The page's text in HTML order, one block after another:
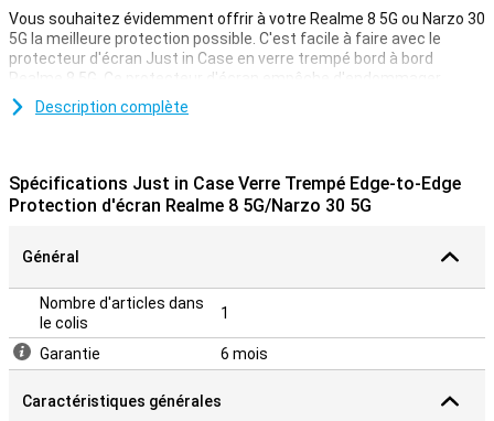
Vous souhaitez évidemment offrir à votre Realme 8 5G ou Narzo 30
5G la meilleure protection possible. C'est facile à faire avec le
protecteur d'écran Just in Case en verre trempé bord à bord
Realme 8 5G. Ce protecteur d'écran empêche d'endommager
l'écran de votre appareil.
vous avez besoin ! La raison pour laquelle ce screenprotector offre
une si bonne protection est qu'il s'agit d'un verre à couverture
peut donc gêner avec un étui. Le screenprotector ne peut donc pas
être utilisé avec tous les étuis.
Description complète
Spécifications Just in Case Verre Trempé Edge-to-Edge
Protection d'écran Realme 8 5G/Narzo 30 5G
Général
Nombre d'articles dans
le colis
1
Garantie 6 mois
Caractéristiques générales